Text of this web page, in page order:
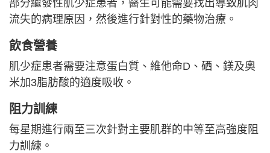
部分繼發性肌少症患者，醫生可能需要找出導致肌肉
流失的病理原因，然後進行針對性的藥物治療。
飲食營養
肌少症患者需要注意蛋白質、維他命D、硒、鎂及奧
米加3脂肪酸的適度吸收。
阻力訓練
每星期進行兩至三次針對主要肌群的中等至高強度阻
力訓練。